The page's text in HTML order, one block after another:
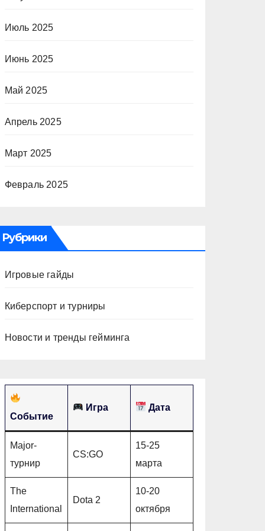
Июль 2025
Июнь 2025
Май 2025
Апрель 2025
Март 2025
Февраль 2025
Рубрики
Игровые гайды
Киберспорт и турниры
Новости и тренды гейминга
Событие
Игра Дата
Major-
турнир
CS:GO
15-25
марта
The
International
Dota 2
10-20
октября